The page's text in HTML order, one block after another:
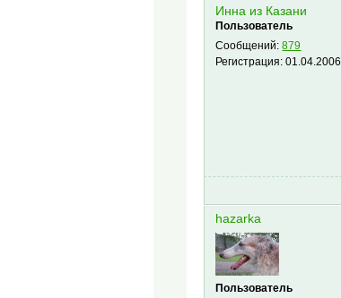
Инна из Казани
Пользователь
Сообщений:879
Регистрация:01.04.2006
hazarka
Пользователь